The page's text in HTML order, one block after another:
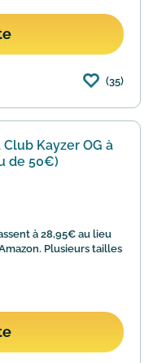
(35)
Club Kayzer OG à
de 50€)
à 28,95€ au lieu
Plusieurs tailles